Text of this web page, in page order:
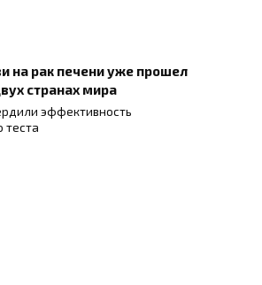
на рак печени уже прошел
странах мира
эффективность
теста